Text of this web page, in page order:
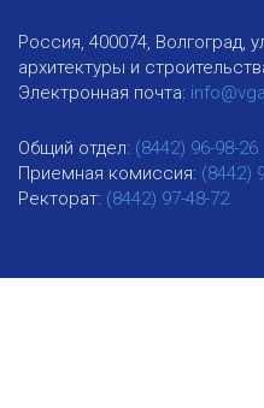
Россия, 400074, Волгоград,
архитектуры и
Электронная почта:
Общий отдел: (8442) 96-98-26
Приемная комиссия: (8442)
Ректорат: (8442) 97-48-72